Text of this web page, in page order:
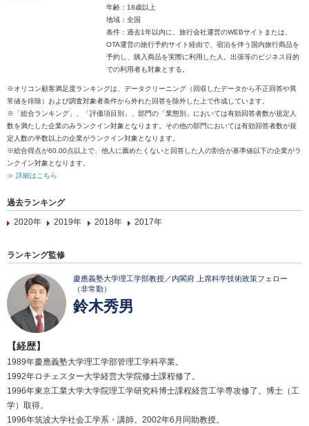
年齢：18歳以上
地域：全国
条件：過去1年以内に、旅行会社運営のWEBサイトまたは、
OTA運営の旅行予約サイト経由で、宿泊を伴う国内旅行商品を
予約し、購入商品を実際に利用した人。出張等のビジネス目的
での利用者も対象とする。
※オリコン顧客満足度ランキングは、データクリーニング（回収したデータから不正回答や異
常値を排除）および調査対象者条件から外れた回答を除外した上で作成しています。
※「総合ランキング」、「評価項目別」、部門の「業態別」においては有効回答者数が規定人
数を満たした企業のみランクイン対象となります。その他の部門においては有効回答者数が規
定人数の半数以上の企業がランクイン対象となります。
※総合得点が60.00点以上で、他人に薦めたくないと回答した人の割合が基準値以下の企業がラ
ンクイン対象となります。
≫ 詳細はこちら
過去ランキング
2020年
2019年 2018年 2017年
ランキング監修
慶應義塾大学理工学部教授／内閣府 上席科学技術政策フェロー
（非常勤）
鈴木秀男
【経歴】
1989年慶應義塾大学理工学部管理工学科卒業。
1992年ロチェスター大学経営大学院修士課程修了。
1996年東京工業大学大学院理工学研究科博士課程経営工学専攻修了。博士（工
学）取得。
1996年筑波大学社会工学系・講師。2002年6月同助教授。